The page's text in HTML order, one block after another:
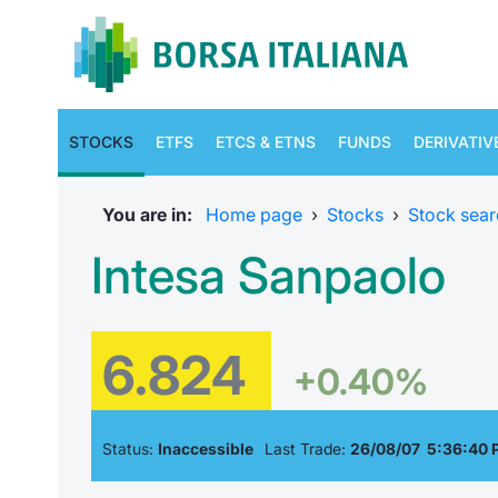
STOCKS ETFS ETCS & ETNS FUNDS
You are in: Home page › Stocks › Stock
Intesa Sanpaolo
6.824 +0.40%
Status: Inaccessible Last Trade: 26/08/07 5:36:40